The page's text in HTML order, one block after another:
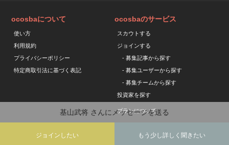
基山武将 さんにメッセージを送る
ジョインしたい もう少し詳しく聞きたい
ocosbaについて
使い方
利用規約
プライバシーポリシー
特定商取引法に基づく表記
ocosbaのサービス
スカウトする
ジョインする
- 募集記事から探す
- 募集ユーザーから探す
- 募集チームから探す
投資家を探す
プランについて
Copyright © ocosba All Rights Reserved.